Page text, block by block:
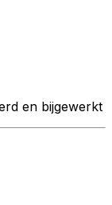
en bijgewerkt